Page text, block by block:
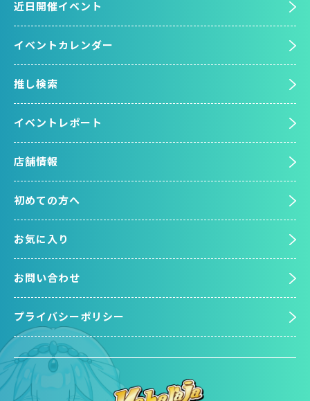
近日開催イベント
イベントカレンダー
推し検索
イベントレポート
店舗情報
初めての方へ
お気に入り
お問い合わせ
プライバシーポリシー